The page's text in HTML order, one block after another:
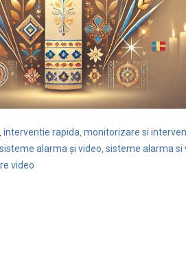
, interventie rapida, monitorizare si
sisteme alarma și video, sisteme alarma si
video